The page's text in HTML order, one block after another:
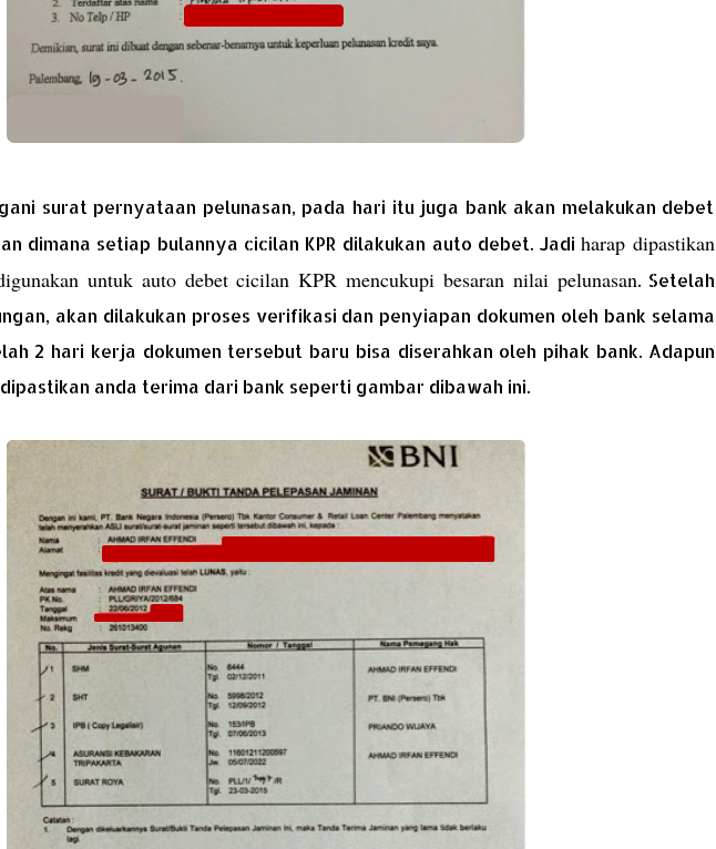
surat pernyataan pelunasan, pada hari itu juga bank akan melakukan debet
dimana setiap bulannya cicilan KPR dilakukan auto debet. Jadiharap dipastikan
untuk auto debet cicilan KPR mencukupi besaran nilai pelunasan. Setelah
akan dilakukan proses verifikasi dan penyiapan dokumen oleh bank selama
2 hari kerja dokumen tersebut baru bisa diserahkan oleh pihak bank. Adapun
anda terima dari bank seperti gambar dibawah ini.